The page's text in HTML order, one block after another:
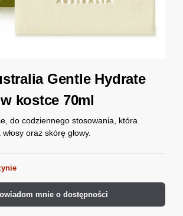
Gentle Hydrate
kostce 70ml
do codziennego stosowania, która
oraz skórę głowy.
mnie o dostępności